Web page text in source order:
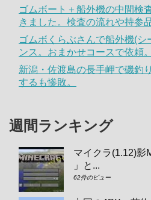
ゴムボート＋船外機の中間検
きました。検査の流れや持参
ゴムボくらぶさんで船外機(
ンス。おまかせコースで依頼。
新潟・佐渡島の長手岬で磯釣
するも惨敗。
週間ランキング
マイクラ(1.12)影
」と...
62件のビュー